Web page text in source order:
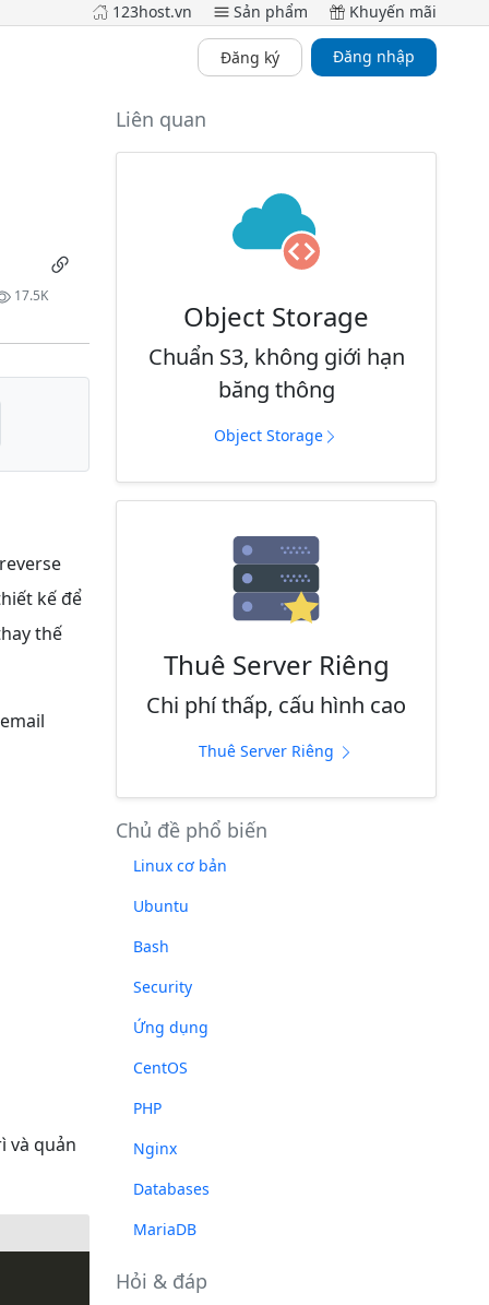
123host.vn Sản phẩm Khuyến mãi
Đăng ký Đăng nhập
17.5K
kế để
thế
và quản
Liên quan
Object Storage
Chuẩn S3, không giới hạn
băng thông
Object Storage
Thuê Server Riêng
Chi phí thấp, cấu hình cao
Thuê Server Riêng
Chủ đề phổ biến
Linux cơ bản
Ubuntu
Bash
Security
Ứng dụng
CentOS
PHP
Nginx
Databases
MariaDB
Hỏi & đáp